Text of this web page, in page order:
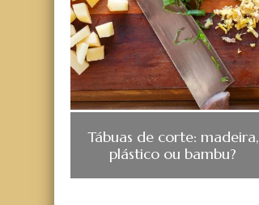
Tábuas de corte: madeira,
plástico ou bambu?